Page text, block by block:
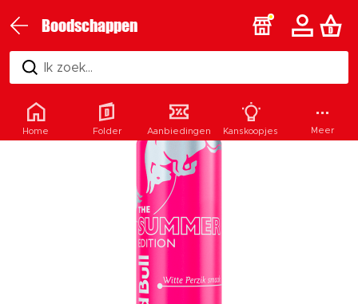
Boodschappen
Ik zoek...
Home Folder Aanbiedingen Kanskoopjes Meer